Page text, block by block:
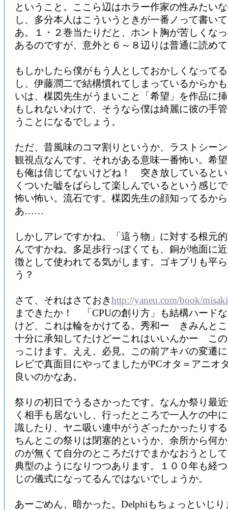
ということ。ここら辺はホラー作家の性みたい
し、多分本人はこういうときが一番ノって書い
あ。１・２巻当たりだと、ホント胸が苦しくな
あるのですが、意外と６～８辺りは普通に読め
もしかしたら僕がもう人としておかしくなって
し、伊藤潤二で結構慣れてしまっているからか
いは、楳図先生がうまいこと「希望」を作品に
もしれないわけで、そうなら僕は綺麗に彼の手
うことになるでしょう。
ただ、昔風味のコマ割りというか、ラストシー
観視点なんです。それがある意味一番怖い。希
も俺は信じてないけどね！ 突き放していると
くついた嘘をばらして楽しんでいるという感じ
怖い怖い。流石です。楳図先生の顔知ってるか
あ……
しかしアレですかね。「這う物」に対する根元
んですかね。多足歩行っぽくても、銅が地面に
徴として使われてる気がします。ゴキブリも平
う？
さて、それはさておきhttp://yaneu.com/book/
まできたか！ 「CPUの創り方」も結構ハード
けど、これは輪をかけてる。秀和ー きみんと
十分に承知してたけどーこれはいいんかー この
っこけます。ええ、必見。この前アキバの変遷
レビで真面目にやってましたがPCオタ＝アニオ
良いのかなあ。
祭りの初日でうるさかったです。なんか祭り最
く相手も居ないし、行ったところで一人ケの中
識したり、ヤニ吸い連中がうざったかったりす
ちんとこの祭りは閉塞的というか、余所から何
のが無くて自分のところだけでまかなおうとし
典型のようになりつつあります。１００年も経
じの儀式になってるんではないでしょうか。
あーごめん、暗かった。Delphiもちょっといじ